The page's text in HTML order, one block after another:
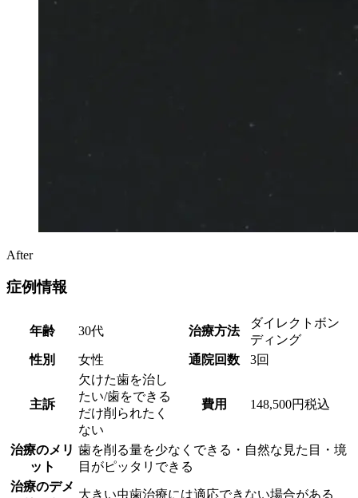
After
症例情報
年齢 30代 治療方法
ダイレクトボン
ディング
性別
女性 通院回数 3回
主訴
欠けた歯を治し
たい/歯をできる
だけ削られたく
ない
費用 148,500円税込
治療のメリ
ット
歯を削る量を少なくできる・自然な見た目・境
目がピッタリできる
治療のデメ
大きい虫歯治療には適応できない場合がある